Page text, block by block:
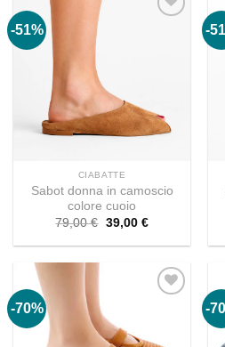
-51%
CIABATTE
Sabot donna in camoscio
colore cuoio
79,00€ Il
prezzo
originale
39,00 €Il
attuale
39,00 €.
-
-70% -